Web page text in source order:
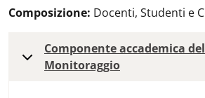
Composizione: Docenti, Studenti e
Componente accademica
Monitoraggio